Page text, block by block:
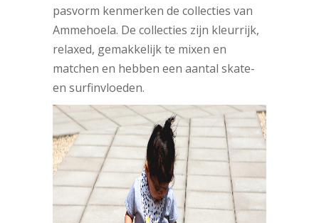
pasvorm kenmerken de collecties van
Ammehoela. De collecties zijn kleurrijk,
relaxed, gemakkelijk te mixen en
matchen en hebben een aantal skate-
en surfinvloeden.